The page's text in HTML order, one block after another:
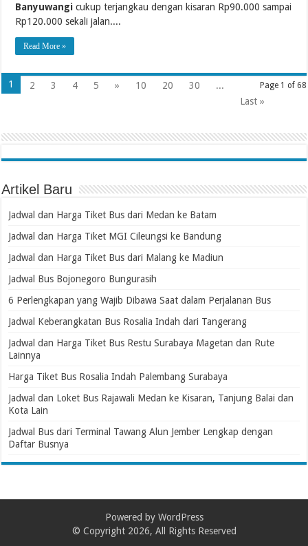
Banyuwangi cukup terjangkau dengan kisaran Rp90.000 sampai
Rp120.000 sekali jalan....
Read More »
Page 1 of 68
1 2 3 4 5 » 10 20 30
...
Last »
Artikel Baru
Jadwal dan Harga Tiket Bus dari Medan ke Batam
Jadwal dan Harga Tiket MGI Cileungsi ke Bandung
Jadwal dan Harga Tiket Bus dari Malang ke Madiun
Jadwal Bus Bojonegoro Bungurasih
6 Perlengkapan yang Wajib Dibawa Saat dalam Perjalanan Bus
Jadwal Keberangkatan Bus Rosalia Indah dari Tangerang
Jadwal dan Harga Tiket Bus Restu Surabaya Magetan dan Rute
Lainnya
Harga Tiket Bus Rosalia Indah Palembang Surabaya
Jadwal dan Loket Bus Rajawali Medan ke Kisaran, Tanjung Balai dan
Kota Lain
Jadwal Bus dari Terminal Tawang Alun Jember Lengkap dengan
Daftar Busnya
Powered by WordPress
© Copyright 2026, All Rights Reserved